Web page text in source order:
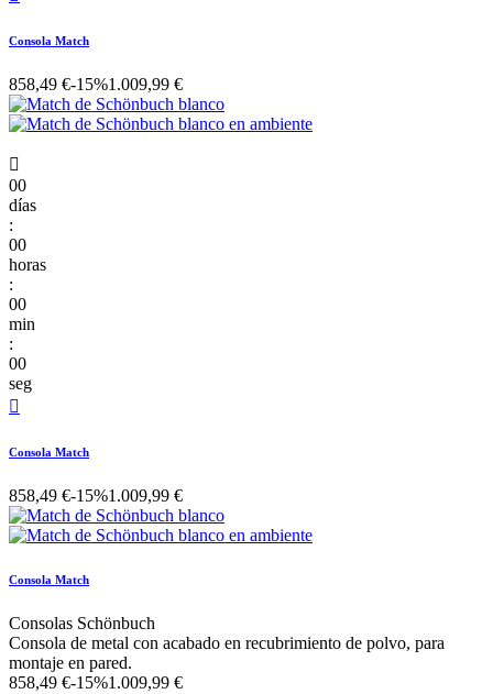
Consola Match
858,49 €-15%1.009,99 €

00
días
:
00
horas
:
00
min
:
00
seg

Consola Match
858,49 €-15%1.009,99 €
Consola Match
Consolas Schönbuch
Consola de metal con acabado en recubrimiento de polvo, para
montaje en pared.
858,49 €-15%1.009,99 €